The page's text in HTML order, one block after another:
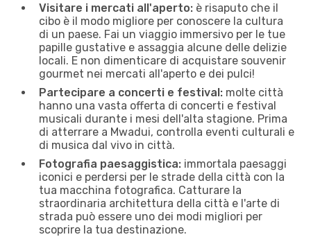
Visitare i mercati all'aperto: è risaputo che il
cibo è il modo migliore per conoscere la cultura
di un paese. Fai un viaggio immersivo per le tue
papille gustative e assaggia alcune delle delizie
locali. E non dimenticare di acquistare souvenir
gourmet nei mercati all'aperto e dei pulci!
Partecipare a concerti e festival: molte città
hanno una vasta offerta di concerti e festival
musicali durante i mesi dell'alta stagione. Prima
di atterrare a Mwadui, controlla eventi culturali e
di musica dal vivo in città.
Fotografia paesaggistica: immortala paesaggi
iconici e perdersi per le strade della città con la
tua macchina fotografica. Catturare la
straordinaria architettura della città e l'arte di
strada può essere uno dei modi migliori per
scoprire la tua destinazione.